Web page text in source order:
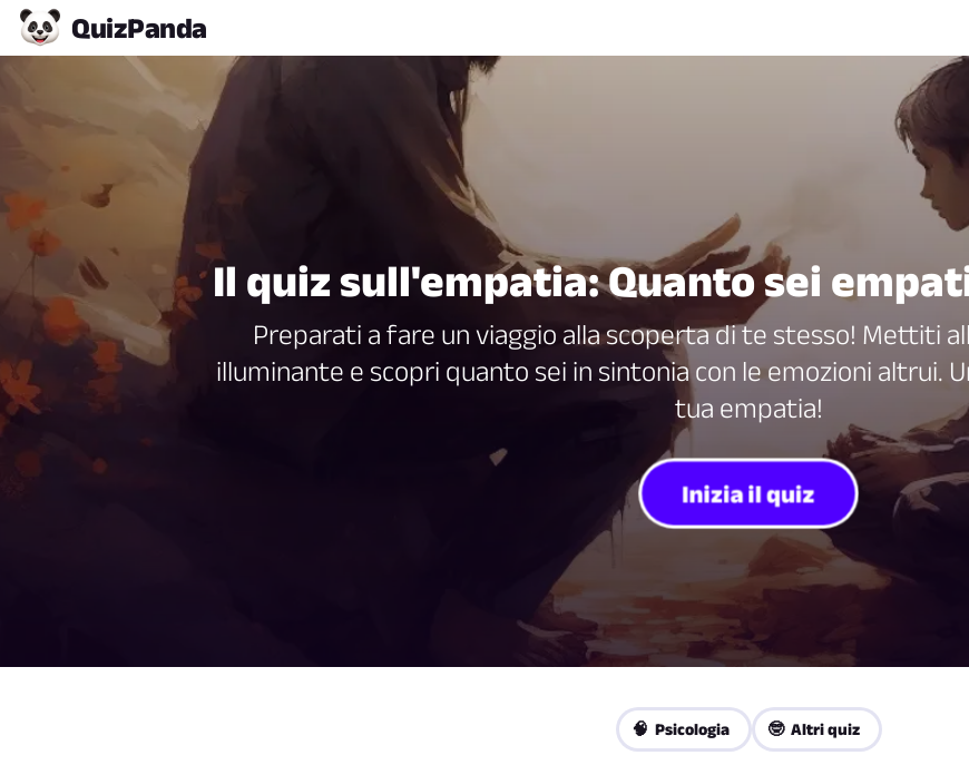
QuizPanda
Il quiz sull'empatia: Quanto sei
Preparati a fare un viaggio alla scoperta di te stesso! Mettiti
illuminante e scopri quanto sei in sintonia con le emozioni altrui.
tua empatia!
Inizia il quiz
🧠 Psicologia 🤓 Altri quiz